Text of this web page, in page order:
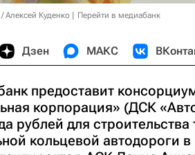
Куденко Перейти в медиабанк
Дзен МАКС
предоставит
корпорация» (ДСК
рублей для строительства
кольцевой автодороги